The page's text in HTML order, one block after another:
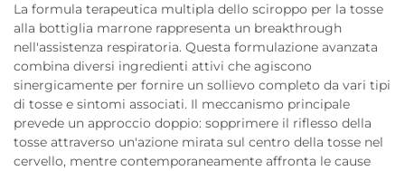
La formula terapeutica multipla dello sciroppo per la tosse
alla bottiglia marrone rappresenta un breakthrough
nell'assistenza respiratoria. Questa formulazione avanzata
combina diversi ingredienti attivi che agiscono
sinergicamente per fornire un sollievo completo da vari tipi
di tosse e sintomi associati. Il meccanismo principale
prevede un approccio doppio: sopprimere il riflesso della
tosse attraverso un'azione mirata sul centro della tosse nel
cervello, mentre contemporaneamente affronta le cause